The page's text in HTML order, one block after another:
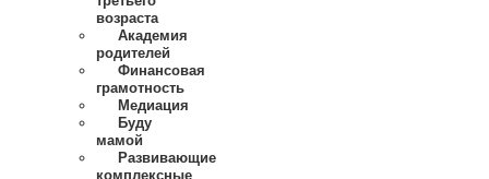
возраста
Академия
родителей
Финансовая
грамотность
Медиация
Буду
мамой
Развивающие
комплексные